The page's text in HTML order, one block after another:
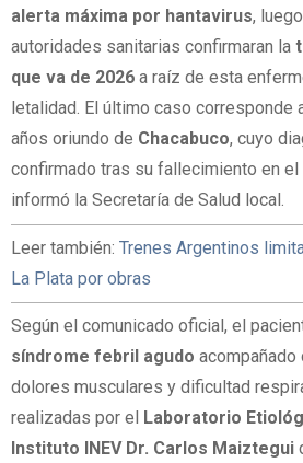
alerta máxima por hantavirus,
autoridades sanitarias confirmaran la
que va de 2026 a raíz de esta
letalidad. El último caso corresponde
años oriundo de Chacabuco, cuyo
confirmado tras su fallecimiento en
informó la Secretaría de Salud local.
Leer también: Trenes Argentinos
La Plata por obras
Según el comunicado oficial, el
síndrome febril agudo acompañado
dolores musculares y dificultad
realizadas por el
Laboratorio
Instituto INEV Dr. Carlos Maiztegui